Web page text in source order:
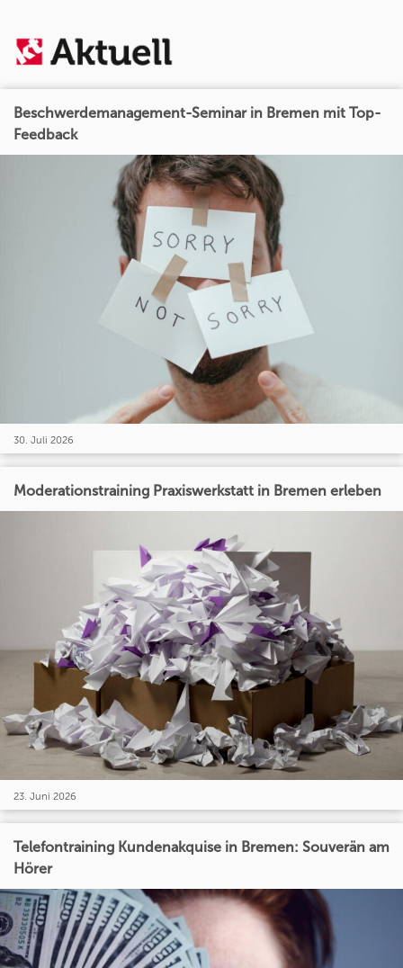
Beschwerdemanagement-Seminar in Bremen mit Top-
Feedback
30. Juli 2026
Moderationstraining Praxiswerkstatt in Bremen erleben
23. Juni 2026
Telefontraining Kundenakquise in Bremen: Souverän am
Hörer